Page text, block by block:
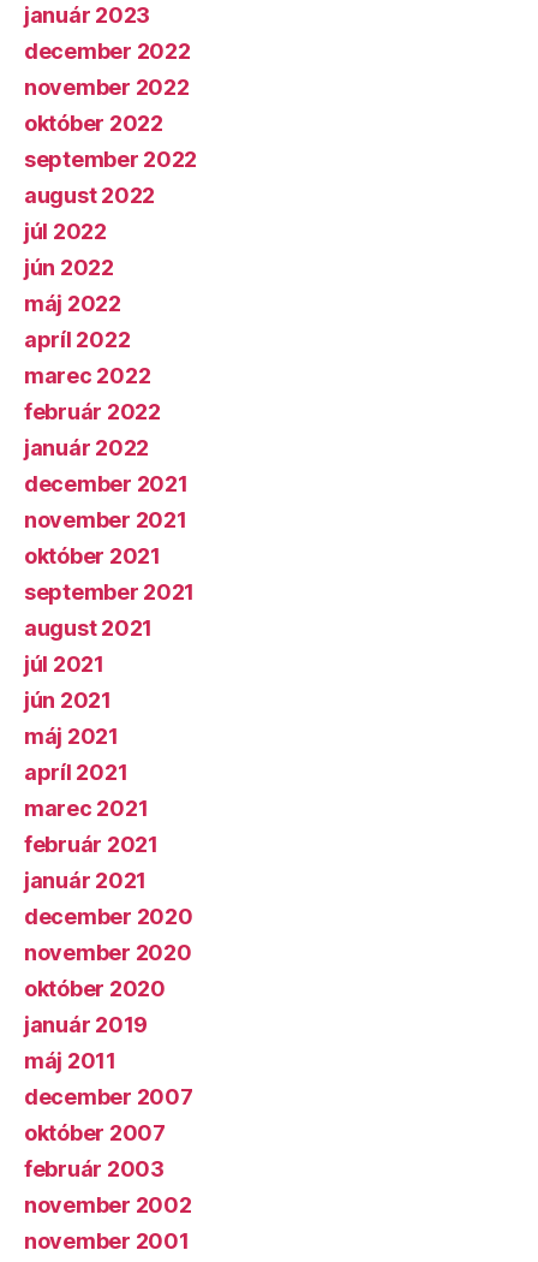
január 2023
december 2022
november 2022
október 2022
september 2022
august 2022
júl 2022
jún 2022
máj 2022
apríl 2022
marec 2022
február 2022
január 2022
december 2021
november 2021
október 2021
september 2021
august 2021
júl 2021
jún 2021
máj 2021
apríl 2021
marec 2021
február 2021
január 2021
december 2020
november 2020
október 2020
január 2019
máj 2011
december 2007
október 2007
február 2003
november 2002
november 2001